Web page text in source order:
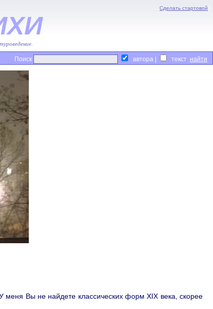
Сделать стартовой
Поиск автора | текст
меня Вы не найдете классических форм XIX века, скорее